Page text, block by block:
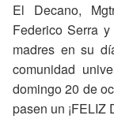
El Decano,
Federico Serra
madres en su
comunidad
domingo 20 de
pasen un ¡FELIZ